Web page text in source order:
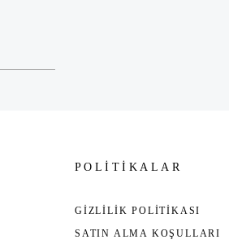
POLİTİKALAR
GİZLİLİK POLİTİKASI
SATIN ALMA KOŞULLARI